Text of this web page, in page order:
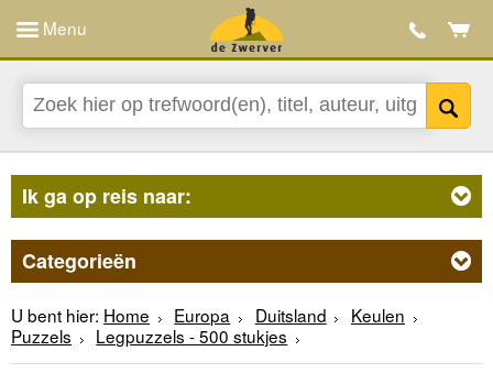
Menu
Ik ga op reis naar:
Categorieën
U bent hier: Home Europa Duitsland
Keulen
Puzzels
Legpuzzels - 500 stukjes